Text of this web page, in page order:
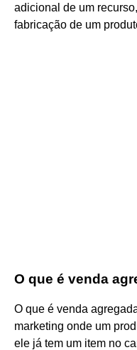
adicional de um
fabricação de um
O que é venda
O que é venda
marketing onde um
ele já tem um item no